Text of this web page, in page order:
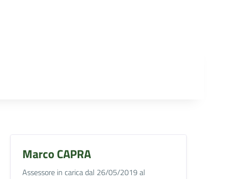
Marco CAPRA
Assessore in carica dal 26/05/2019 al